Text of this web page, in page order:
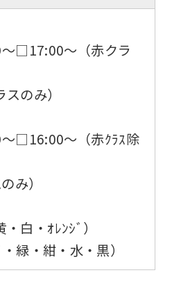
□17:00〜（赤クラ
のみ）
□16:00〜（赤ｸﾗｽ除
み）
白・ｵﾚﾝｼﾞ）
緑・紺・水・黒）